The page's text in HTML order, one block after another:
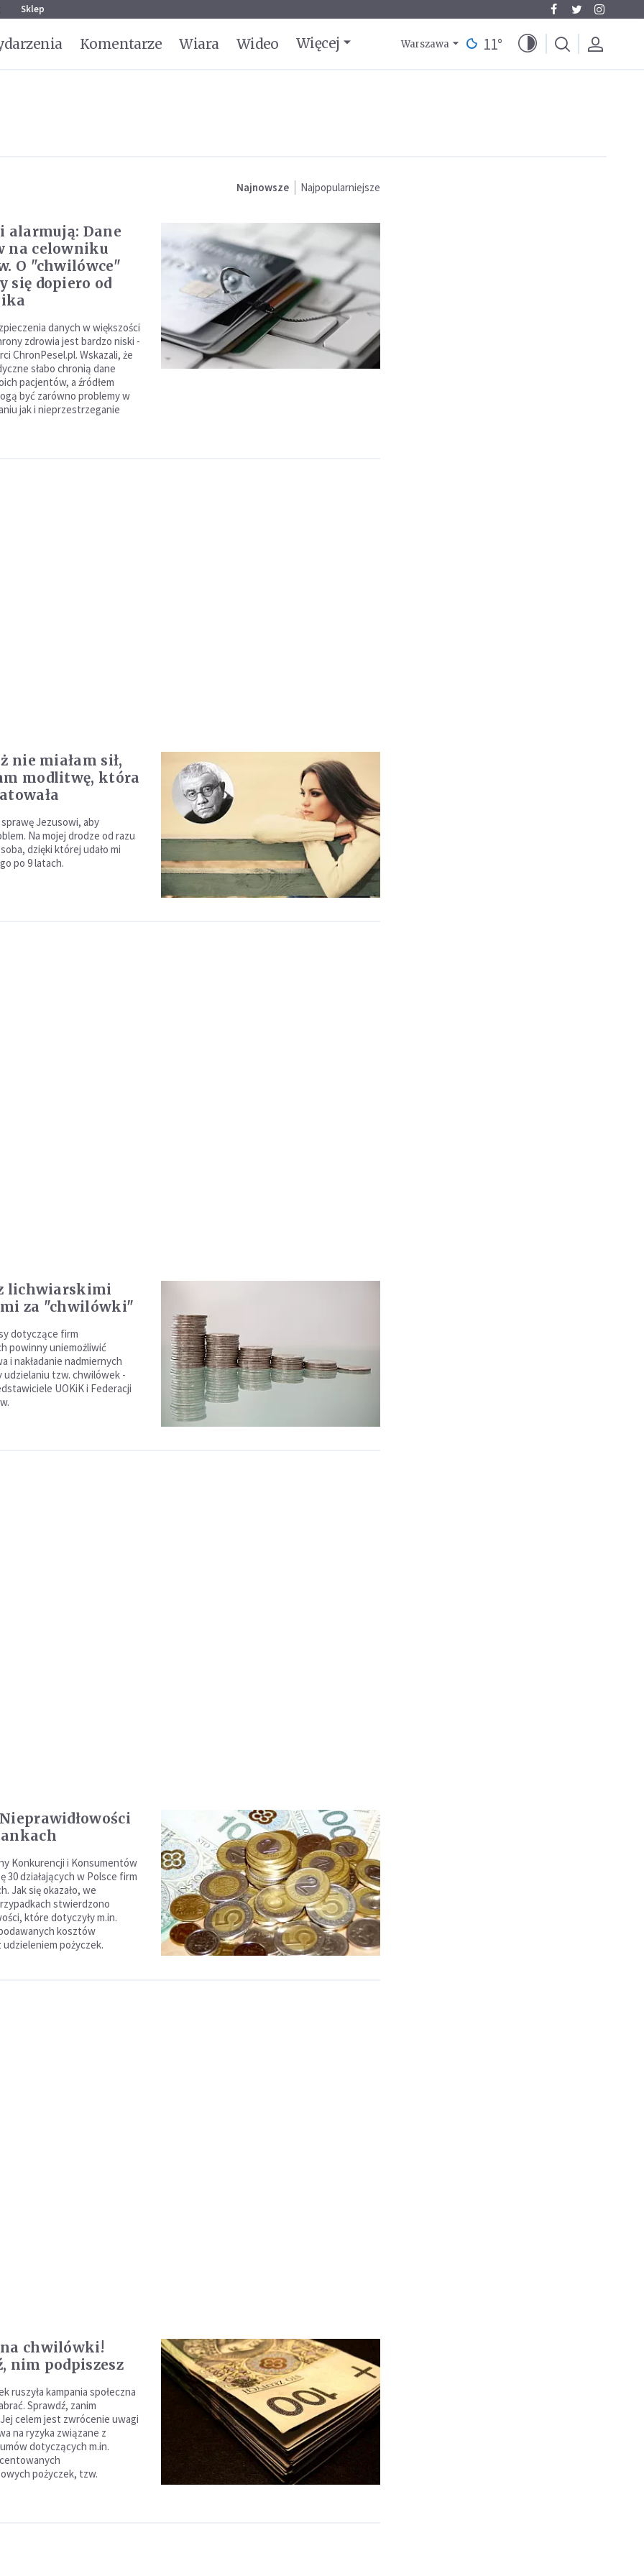
Sklep
Komentarze Wiara Wideo Więcej Warszawa 11°
Najnowsze Najpopularniejsze
alarmują: Dane
na celowniku
O "chwilówce"
się dopiero od
danych w większości
zdrowia jest bardzo niski -
ChronPesel.pl. Wskazali, że
słabo chronią dane
pacjentów, a źródłem
być zarówno problemy w
jak i nieprzestrzeganie
nie miałam sił,
modlitwę, która
sprawę Jezusowi, aby
Na mojej drodze od razu
dzięki której udało mi
po 9 latach.
lichwiarskimi
za "chwilówki"
dotyczące firm
powinny uniemożliwić
i nakładanie nadmiernych
tzw. chwilówek -
UOKiK i Federacji
Konkurencji i Konsumentów
30 działających w Polsce firm
Jak się okazało, we
stwierdzono
które dotyczyły m.in.
kosztów
udzieleniem pożyczek.
chwilówki!
nim podpiszesz
ruszyła kampania społeczna
Sprawdź, zanim
celem jest zwrócenie uwagi
na ryzyka związane z
dotyczących m.in.
pożyczek, tzw.